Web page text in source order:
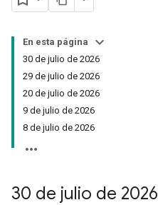
En esta página
30 de julio de 2026
29 de julio de 2026
20 de julio de 2026
9 de julio de 2026
8 de julio de 2026
30 de julio de 2026